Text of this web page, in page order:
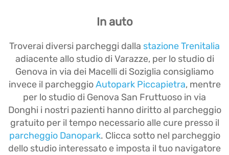
In auto
Troverai diversi parcheggi dalla stazione Trenitalia
adiacente allo studio di Varazze, per lo studio di
Genova in via dei Macelli di Soziglia consigliamo
invece il parcheggioAutopark Piccapietra, mentre
per lo studio di Genova San Fruttuoso in via
Donghi i nostri pazienti hanno diritto al parcheggio
gratuito per il tempo necessario alle cure presso il
parcheggio Danopark. Clicca sotto nel parcheggio
dello studio interessato e imposta il tuo navigatore